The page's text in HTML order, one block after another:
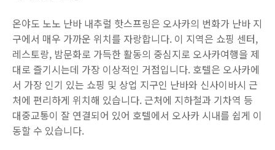
온야도 노노 난바 내추럴 핫스프링은 오사카의 번화가 난바 지
구에서 매우 가까운 위치를 자랑합니다. 이 지역은 쇼핑 센터,
레스토랑, 밤문화로 가득한 활동의 중심지로 오사카여행을 제
대로 즐기시는데 가장 이상적인 거점입니다. 호텔은 오사카에
서 가장 인기 있는 쇼핑 및 상업 지구인 난바와 신사이바시 근
처에 편리하게 위치해 있습니다. 근처에 지하철과 기차역 등
대중교통이 잘 연결되어 있어 호텔에서 오사카 시내를 쉽게 이
동할 수 있습니다.